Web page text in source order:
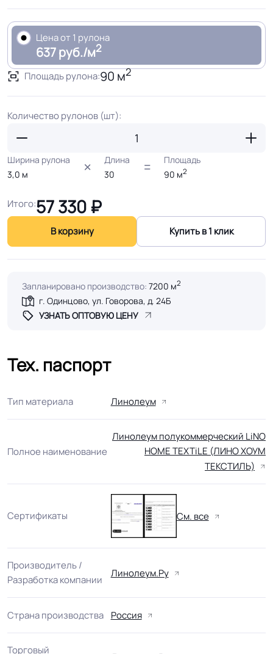
Цена от 1 рулона
637 руб./м2
Площадь рулона:90 м2
Количество рулонов (шт):
Ширина рулона
3,0 м
Длина
30
Площадь
90 м2
Итого:57 330 ₽
В корзину Купить в 1 клик
Запланировано производство: 7200 м2
г. Одинцово, ул. Говорова, д. 24Б
УЗНАТЬ ОПТОВУЮ ЦЕНУ
Тех. паспорт
Тип материала Линолеум
Полное наименование
Линолеум полукоммерческий LiNO
HOME TEXTiLE (ЛИНО ХОУМ
ТЕКСТИЛЬ)
Сертификаты См. все
Производитель /
Разработка компании
Линолеум.Ру
Страна производства Россия
Торговый